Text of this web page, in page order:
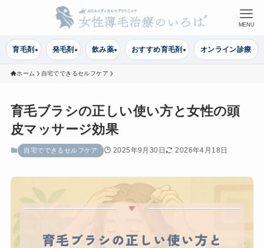
MENU
育毛剤 発毛剤 飲み薬 おすすめ育毛剤 オンライン診療
ホーム 自宅でできるセルフケア
育毛ブラシの正しい使い方と女性の頭
皮マッサージ効果
自宅でできるセルフケア 2025年9月30日 2026年4月18日